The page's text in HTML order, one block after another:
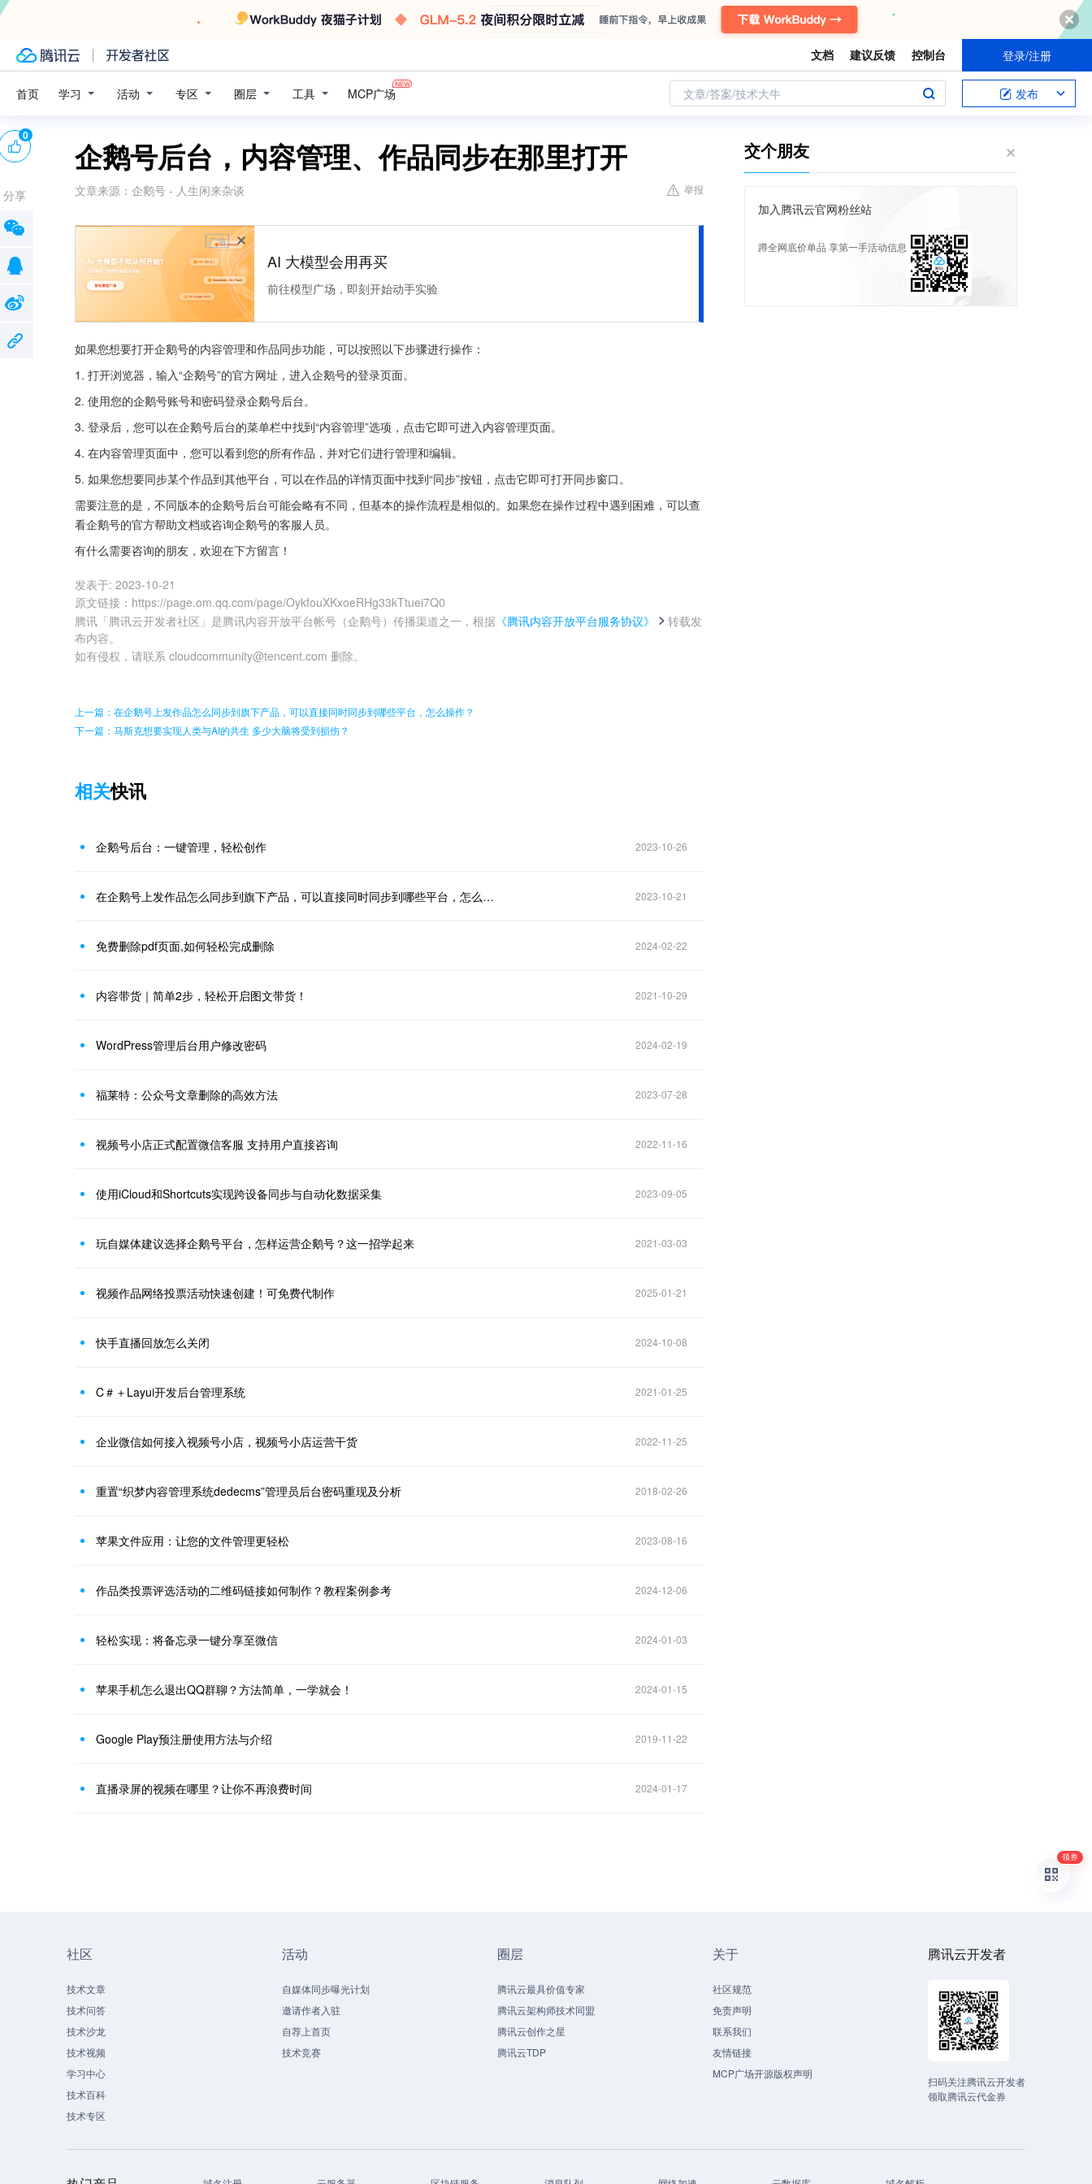
文档 建议反馈 控制台 登录/注册
首页 学习 活动 专区 圈层 工具 MCP广场 文章/答案/技术大牛 发布
企鹅号后台，内容管理、作品同步在那里打开
文章来源： 企鹅号 - 人生闲来杂谈 举报
广告
AI 大模型会用再买
前往模型广场，即刻开始动手实验
如果您想要打开企鹅号的内容管理和作品同步功能，可以按照以下步骤进行操作：
1. 打开浏览器，输入“企鹅号”的官方网址，进入企鹅号的登录页面。
2. 使用您的企鹅号账号和密码登录企鹅号后台。
3. 登录后，您可以在企鹅号后台的菜单栏中找到“内容管理”选项，点击它即可进入内容管理页面。
4. 在内容管理页面中，您可以看到您的所有作品，并对它们进行管理和编辑。
5. 如果您想要同步某个作品到其他平台，可以在作品的详情页面中找到“同步”按钮，点击它即可打开同步窗口。
需要注意的是，不同版本的企鹅号后台可能会略有不同，但基本的操作流程是相似的。如果您在操作过程中遇到困难，可以查
看企鹅号的官方帮助文档或咨询企鹅号的客服人员。
有什么需要咨询的朋友，欢迎在下方留言！
发表于: 2023-10-21
原文链接 ： https://page.om.qq.com/page/OykfouXKxoeRHg33kTtuei7Q0
腾讯「腾讯云开发者社区」是腾讯内容开放平台帐号（企鹅号）传播渠道之一，根据 《腾讯内容开放平台服务协议》
转载发
布内容。
如有侵权，请联系 cloudcommunity@tencent.com 删除。
0
分享
上一篇：在企鹅号上发作品怎么同步到旗下产品，可以直接同时同步到哪些平台，怎么操作？
下一篇：马斯克想要实现人类与AI的共生 多少大脑将受到损伤？
相关快讯
企鹅号后台：一键管理，轻松创作 2023-10-26
在企鹅号上发作品怎么同步到旗下产品，可以直接同时同步到哪些平台，怎么操作？ 2023-10-21
免费删除pdf页面,如何轻松完成删除 2024-02-22
内容带货｜简单2步，轻松开启图文带货！ 2021-10-29
WordPress管理后台用户修改密码 2024-02-19
福莱特：公众号文章删除的高效方法 2023-07-28
视频号小店正式配置微信客服 支持用户直接咨询 2022-11-16
使用iCloud和Shortcuts实现跨设备同步与自动化数据采集 2023-09-05
玩自媒体建议选择企鹅号平台，怎样运营企鹅号？这一招学起来 2021-03-03
视频作品网络投票活动快速创建！可免费代制作 2025-01-21
快手直播回放怎么关闭 2024-10-08
C＃＋Layui开发后台管理系统 2021-01-25
企业微信如何接入视频号小店，视频号小店运营干货 2022-11-25
重置“织梦内容管理系统dedecms”管理员后台密码重现及分析 2018-02-26
苹果文件应用：让您的文件管理更轻松 2023-08-16
作品类投票评选活动的二维码链接如何制作？教程案例参考 2024-12-06
轻松实现：将备忘录一键分享至微信 2024-01-03
苹果手机怎么退出QQ群聊？方法简单，一学就会！ 2024-01-15
Google Play预注册使用方法与介绍 2019-11-22
直播录屏的视频在哪里？让你不再浪费时间 2024-01-17
交个朋友
加入腾讯云官网粉丝站
蹲全网底价单品 享第一手活动信息
社区
技术文章
技术问答
技术沙龙
技术视频
学习中心
技术百科
技术专区
活动
自媒体同步曝光计划
邀请作者入驻
自荐上首页
技术竞赛
圈层
腾讯云最具价值专家
腾讯云架构师技术同盟
腾讯云创作之星
腾讯云TDP
关于
社区规范
免责声明
联系我们
友情链接
MCP广场开源版权声明
腾讯云开发者
扫码关注腾讯云开发者
领取腾讯云代金券
领券